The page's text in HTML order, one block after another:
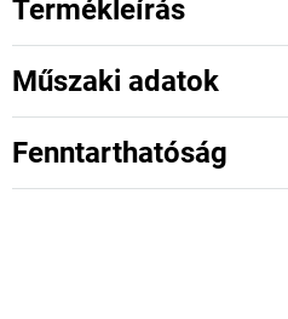
Termékleírás
Műszaki adatok
Fenntarthatóság